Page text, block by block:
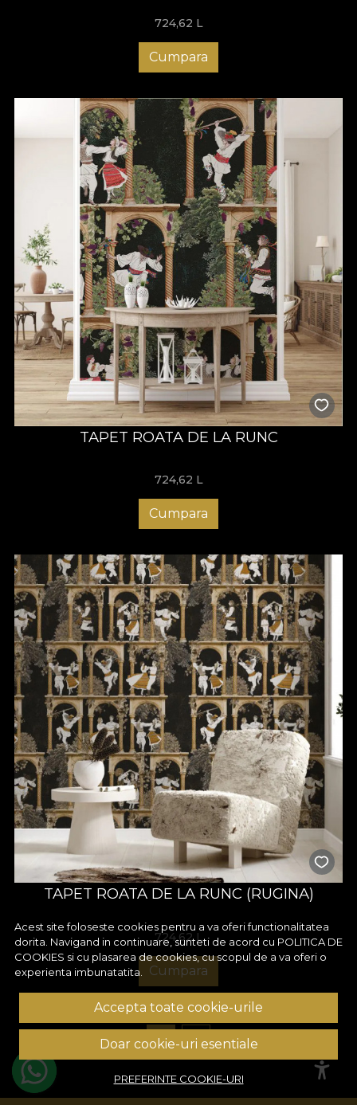
724,62 L
Cumpara
TAPET ROATA DE LA RUNC
724,62 L
Cumpara
TAPET ROATA DE LA RUNC (RUGINA)
724,62 L
Cumpara
1 2
Acest site foloseste cookies pentru a va oferi functionalitatea
dorita. Navigand in continuare, sunteti de acord cu POLITICA DE
COOKIES si cu plasarea de cookies, cu scopul de a va oferi o
experienta imbunatatita.
Accepta toate cookie-urile
Doar cookie-uri esentiale
PREFERINTE COOKIE-URI